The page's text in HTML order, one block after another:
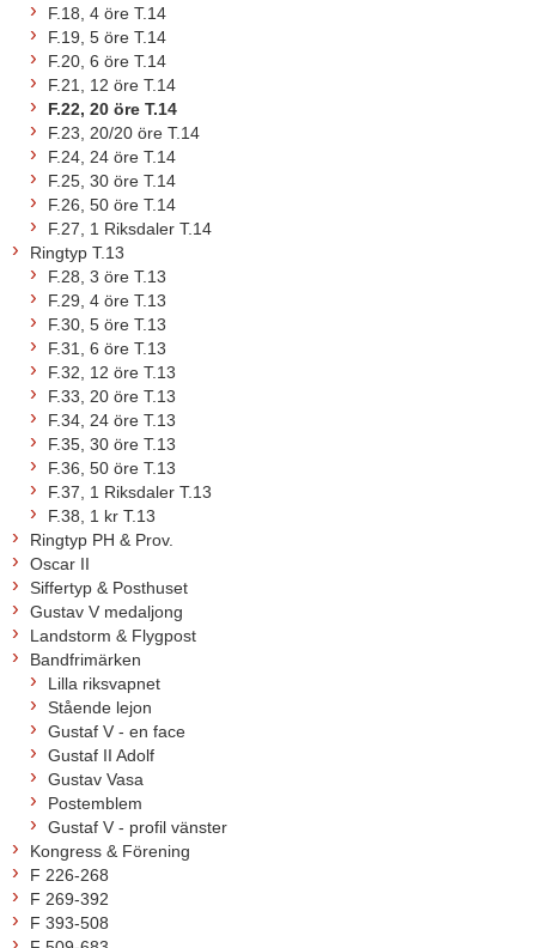
F.18, 4 öre T.14
F.19, 5 öre T.14
F.20, 6 öre T.14
F.21, 12 öre T.14
F.22, 20 öre T.14
F.23, 20/20 öre T.14
F.24, 24 öre T.14
F.25, 30 öre T.14
F.26, 50 öre T.14
F.27, 1 Riksdaler T.14
Ringtyp T.13
F.28, 3 öre T.13
F.29, 4 öre T.13
F.30, 5 öre T.13
F.31, 6 öre T.13
F.32, 12 öre T.13
F.33, 20 öre T.13
F.34, 24 öre T.13
F.35, 30 öre T.13
F.36, 50 öre T.13
F.37, 1 Riksdaler T.13
F.38, 1 kr T.13
Ringtyp PH & Prov.
Oscar II
Siffertyp & Posthuset
Gustav V medaljong
Landstorm & Flygpost
Bandfrimärken
Lilla riksvapnet
Stående lejon
Gustaf V - en face
Gustaf II Adolf
Gustav Vasa
Postemblem
Gustaf V - profil vänster
Kongress & Förening
F 226-268
F 269-392
F 393-508